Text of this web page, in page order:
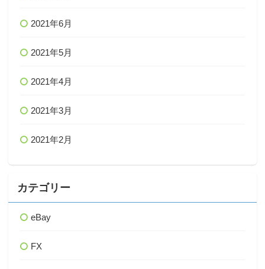
2021年6月
2021年5月
2021年4月
2021年3月
2021年2月
カテゴリー
eBay
FX